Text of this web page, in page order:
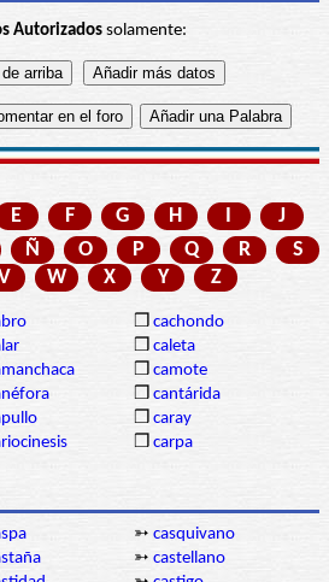
Autorizadossolamente:
E F G H I
J
Ñ O P Q R
S
W X Y Z
❒ cachondo
❒ caleta
❒ camote
❒ cantárida
❒ caray
❒ carpa
➳ casquivano
➳ castellano